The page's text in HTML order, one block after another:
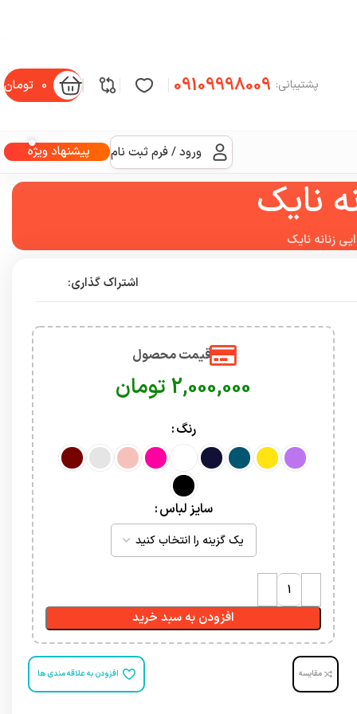
پشتیبانی: 09109998009
0 تومان
ورود / فرم ثبت نام پیشنهاد ویژه
نایک
زنانه نایک
اشتراک گذاری:
قیمت محصول
تومان
رنگ
سایز لباس
افزودن به سبد خرید
مقایسه افزودن به علاقه مندی ها